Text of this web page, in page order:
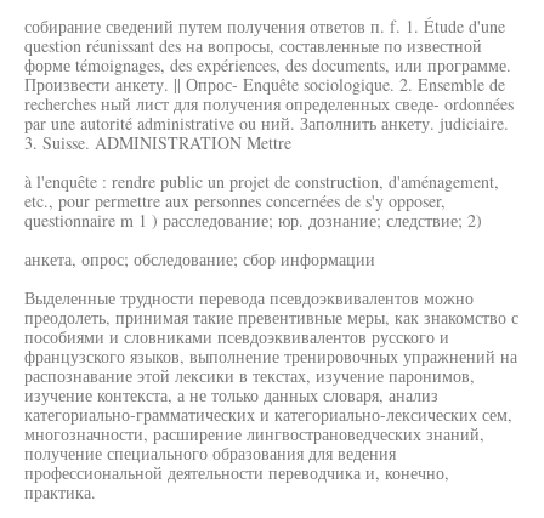
собирание сведений путем получения ответов п. f. 1. Étude d'une
question réunissant des на вопросы, составленные по известной
форме témoignages, des expériences, des documents, или программе.
Произвести анкету. || Опрос- Enquête sociologique. 2. Ensemble de
recherches ный лист для получения определенных сведе- ordonnées
par une autorité administrative ou ний. Заполнить анкету. judiciaire.
3. Suisse. ADMINISTRATION Mettre
à l'enquête : rendre public un projet de construction, d'aménagement,
etc., pour permettre aux personnes concernées de s'y opposer,
questionnaire m 1 ) расследование; юр. дознание; следствие; 2)
анкета, опрос; обследование; сбор информации
Выделенные трудности перевода псевдоэквивалентов можно
преодолеть, принимая такие превентивные меры, как знакомство с
пособиями и словниками псевдоэквивалентов русского и
французского языков, выполнение тренировочных упражнений на
распознавание этой лексики в текстах, изучение паронимов,
изучение контекста, а не только данных словаря, анализ
категориально-грамматических и категориально-лексических сем,
многозначности, расширение лингвострановедческих знаний,
получение специального образования для ведения
профессиональной деятельности переводчика и, конечно,
практика.